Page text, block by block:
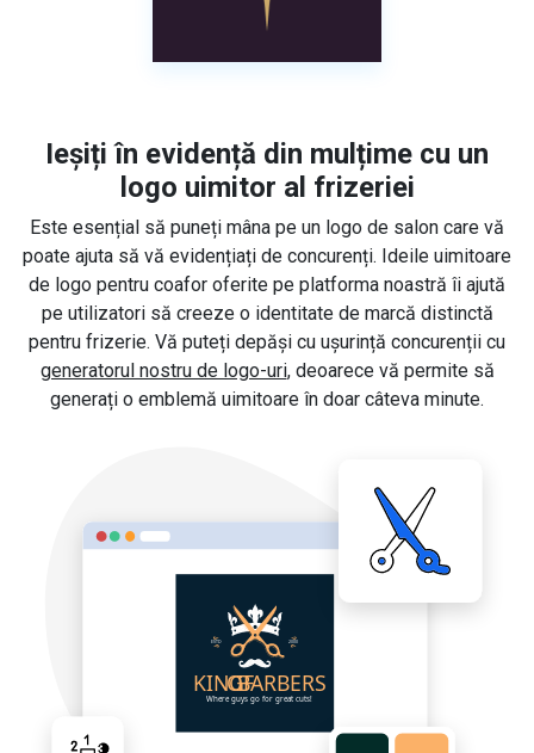
Ieșiți în evidență din mulțime cu un
logo uimitor al frizeriei
Este esențial să puneți mâna pe un logo de salon care vă
poate ajuta să vă evidențiați de concurenți. Ideile uimitoare
de logo pentru coafor oferite pe platforma noastră îi ajută
pe utilizatori să creeze o identitate de marcă distinctă
pentru frizerie. Vă puteți depăși cu ușurință concurenții cu
generatorul nostru de logo-uri, deoarece vă permite să
generați o emblemă uimitoare în doar câteva minute.